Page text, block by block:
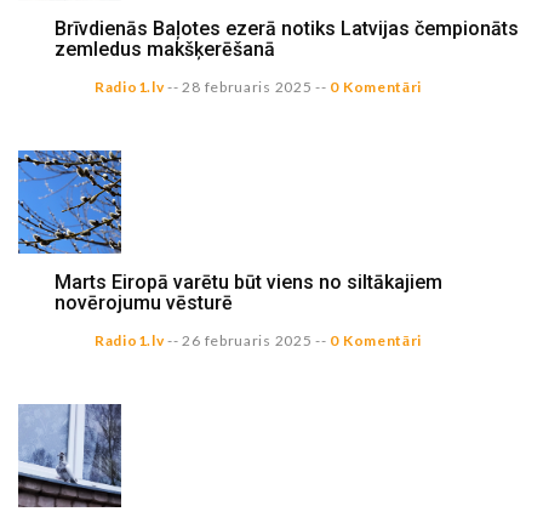
Brīvdienās Baļotes ezerā notiks Latvijas čempionāts
zemledus makšķerēšanā
Radio1.lv-- 28 februaris 2025 -- 0 Komentāri
Marts Eiropā varētu būt viens no siltākajiem
novērojumu vēsturē
Radio1.lv-- 26 februaris 2025 -- 0 Komentāri